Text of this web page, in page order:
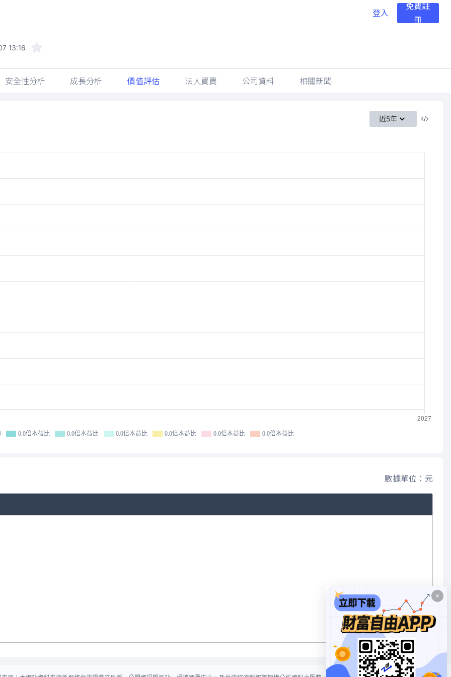
登入
免費註
冊
13:16
安全性分析 成長分析 價值評估 法人買賣 公司資料 相關新聞
近5年
0.0倍本益比 0.0倍本益比 0.0倍本益比 0.0倍本益比 0.0倍本益比 0.0倍本益比
數據單位：元